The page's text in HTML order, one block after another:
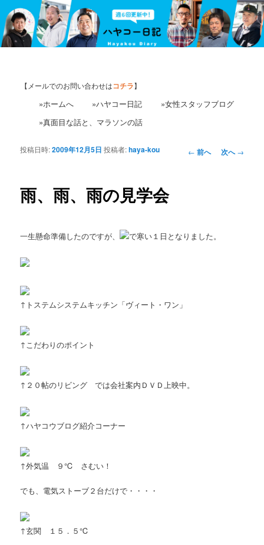
【メールでのお問い合わせはコチラ】
»ホームへ »ハヤコー日記
»女性スタッフブログ
»真面目な話と、マラソンの話
投
ョ
← 前へ 次へ→
雨、雨、雨の見学会
投稿日時:2009年12月5日 投稿者:haya-kou
一生懸命準備したのですが、 で寒い１日となりました。
↑トステムシステムキッチン「ヴィート・ワン」
↑こだわりのポイント
↑２０帖のリビング では会社案内ＤＶＤ上映中。
↑ハヤコウブログ紹介コーナー
↑外気温 ９℃ さむい！
でも、電気ストーブ２台だけで・・・・
↑玄関 １５．５℃